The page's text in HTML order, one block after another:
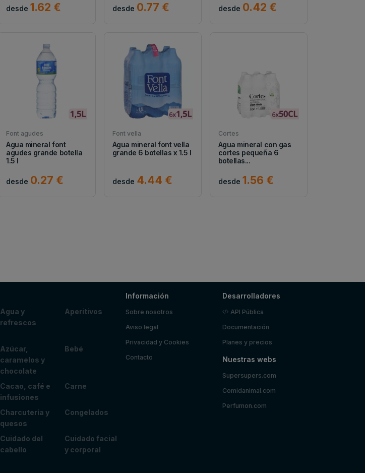
desde1.62 € desde 0.77 € desde 0.42 €
Font agudes
Agua mineral font
agudes grande botella
1.5 l
desde 0.27 €
Font vella
Agua mineral font vella
grande 6 botellas x 1.5 l
desde 4.44 €
Cortes
Agua mineral con gas
cortes pequeña 6
botellas...
desde 1.56 €
Agua y
refrescos
Aperitivos
Azúcar,
caramelos y
chocolate
Bebé
Cacao, café e
infusiones
Carne
Charcutería y
quesos
Congelados
Cuidado del
cabello
Cuidado facial
y corporal
Información
Sobre nosotros
Aviso legal
Privacidad y Cookies
Contacto
Desarrolladores
API Pública
Documentación
Planes y precios
Nuestras webs
Supersupers.com
Comidanimal.com
Perfumon.com